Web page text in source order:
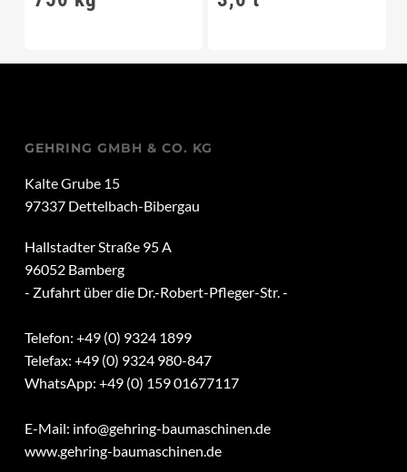
GEHRING GMBH & CO. KG
Kalte Grube 15
97337 Dettelbach-Bibergau
Hallstadter Straße 95 A
96052 Bamberg
- Zufahrt über die Dr.-Robert-Pfleger-Str. -
Telefon: +49 (0) 9324 1899
Telefax: +49 (0) 9324 980-847
WhatsApp: +49 (0) 159 01677117
E-Mail: info@gehring-baumaschinen.de
www.gehring-baumaschinen.de